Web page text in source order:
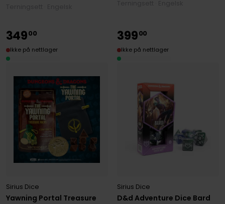
Yawning Portal Treasure
Sirius Dice
34900
Ikke på nettlager
D&d Adventure Dice Bard
Sirius Dice
39900
Ikke på nettlager